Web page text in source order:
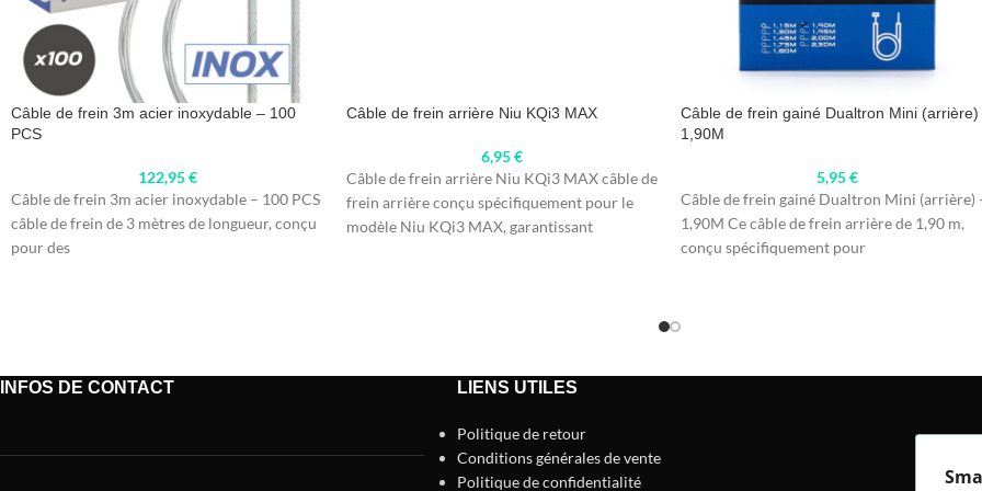
Câble de frein 3m acier inoxydable – 100
PCS
122,95€
Câble de frein 3m acier inoxydable – 100 PCS
câble de frein de 3 mètres de longueur, conçu
pour des
Câble de frein arrière Niu KQi3 MAX
6,95€
Câble de frein arrière Niu KQi3 MAX câble de
frein arrière conçu spécifiquement pour le
modèle Niu KQi3 MAX, garantissant
Câble de frein gainé Dualtron Mini (arrière)
1,90M
5,95€
Câble de frein gainé Dualtron Mini (arrière)
1,90M Ce câble de frein arrière de 1,90 m,
conçu spécifiquement pour
INFOS DE CONTACT LIENS UTILES
Politique de retour
Conditions générales de vente
Politique de confidentialité